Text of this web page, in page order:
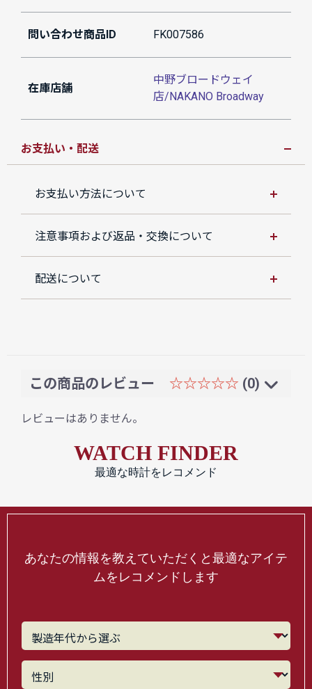
問い合わせ商品ID FK007586
在庫店舗
中野ブロードウェイ
店/NAKANO Broadway
お支払い・配送
お支払い方法について
注意事項および返品・交換について
配送について
この商品のレビュー ☆☆☆☆☆ (0)
レビューはありません。
WATCH FINDER
最適な時計をレコメンド
あなたの情報を教えていただくと最適なアイテ
ムをレコメンドします